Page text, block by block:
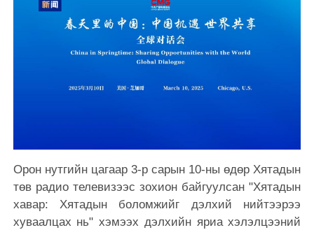
Орон нутгийн цагаар 3-р сарын 10-ны өдөр Хятадын
төв радио телевизээс зохион байгуулсан "Хятадын
хавар: Хятадын боломжийг дэлхий нийтээрээ
хуваалцах нь" хэмээх дэлхийн яриа хэлэлцээний